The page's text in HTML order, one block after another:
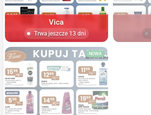
Vica
Trwa jeszcze 13 dni
NOWA